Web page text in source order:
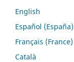
English
Español (España)
Français (France)
Català